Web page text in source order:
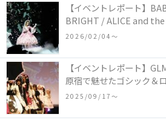
【イベントレポート】
BRIGHT / ALICE and
COLLECTION in TOKYO
2026/02/04〜
【イベントレポート】
原宿で魅せたゴシック＆
2025/09/17〜